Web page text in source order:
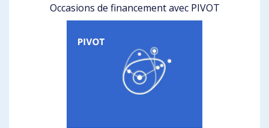
Occasions de financement avec PIVOT